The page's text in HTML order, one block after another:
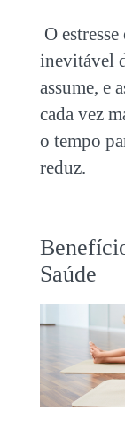
O
inevitável
assume, e
cada vez
o tempo
reduz.
Saúde